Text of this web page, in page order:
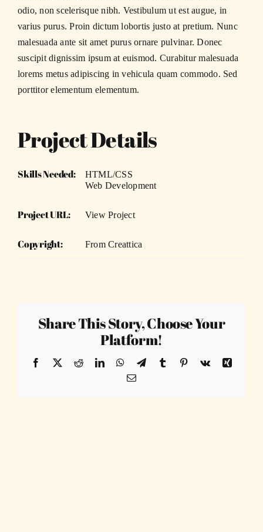
odio, non scelerisque nibh. Vestibulum ut est augue, in
varius purus. Proin dictum lobortis justo at pretium. Nunc
malesuada ante sit amet purus ornare pulvinar. Donec
suscipit dignissim ipsum at euismod. Curabitur malesuada
lorems metus adipiscing in vehicula quam commodo. Sed
porttitor elementum elementum.
Project Details
Skills Needed:
HTML/CSS
Web Development
Project URL: View Project
Copyright: From Creattica
Share This Story, Choose Your
Platform!
Facebook
X RedditLinkedInWhatsApp
TelegramTumblr Pinterest
Vk
Xing
Email